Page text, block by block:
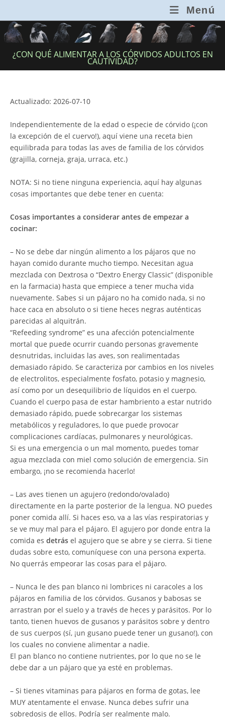
contenido
Menú
¿CON QUÉ ALIMENTAR A LOS CÓRVIDOS ADULTOS EN
CAUTIVIDAD?
Actualizado: 2026-07-10
Independientemente de la edad o especie de córvido (¡con
la excepción de el cuervo!), aquí viene una receta bien
equilibrada para todas las aves de familia de los córvidos
(grajilla, corneja, graja, urraca, etc.)
NOTA: Si no tiene ninguna experiencia, aquí hay algunas
cosas importantes que debe tener en cuenta:
Cosas importantes a considerar antes de empezar a
cocinar:
– No se debe dar ningún alimento a los pájaros que no
hayan comido durante mucho tiempo. Necesitan agua
mezclada con Dextrosa o “Dextro Energy Classic” (disponible
en la farmacia) hasta que empiece a tener mucha vida
nuevamente. Sabes si un pájaro no ha comido nada, si no
hace caca en absoluto o si tiene heces negras auténticas
parecidas al alquitrán.
“Refeeding syndrome” es una afección potencialmente
mortal que puede ocurrir cuando personas gravemente
desnutridas, incluidas las aves, son realimentadas
demasiado rápido. Se caracteriza por cambios en los niveles
de electrolitos, especialmente fosfato, potasio y magnesio,
así como por un desequilibrio de líquidos en el cuerpo.
Cuando el cuerpo pasa de estar hambriento a estar nutrido
demasiado rápido, puede sobrecargar los sistemas
metabólicos y reguladores, lo que puede provocar
complicaciones cardíacas, pulmonares y neurológicas.
Si es una emergencia o un mal momento, puedes tomar
agua mezclada con miel como solución de emergencia. Sin
embargo, ¡no se recomienda hacerlo!
– Las aves tienen un agujero (redondo/ovalado)
directamente en la parte posterior de la lengua. NO puedes
poner comida allí. Si haces eso, va a las vías respiratorias y
se ve muy mal para el pájaro. El agujero por donde entra la
comida es detrás el agujero que se abre y se cierra. Si tiene
dudas sobre esto, comuníquese con una persona experta.
No querrás empeorar las cosas para el pájaro.
– Nunca le des pan blanco ni lombrices ni caracoles a los
pájaros en familia de los córvidos. Gusanos y babosas se
arrastran por el suelo y a través de heces y parásitos. Por lo
tanto, tienen huevos de gusanos y parásitos sobre y dentro
de sus cuerpos (sí, ¡un gusano puede tener un gusano!), con
los cuales no conviene alimentar a nadie.
El pan blanco no contiene nutrientes, por lo que no se le
debe dar a un pájaro que ya esté en problemas.
– Si tienes vitaminas para pájaros en forma de gotas, lee
MUY atentamente el envase. Nunca debes sufrir una
sobredosis de ellos. Podría ser realmente malo.